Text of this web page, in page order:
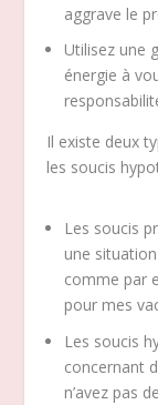
aggrave le
Utilisez une
énergie à
Il existe deux
les soucis
Les soucis
une
comme par
pour mes
Les soucis
concernant
n’avez pas